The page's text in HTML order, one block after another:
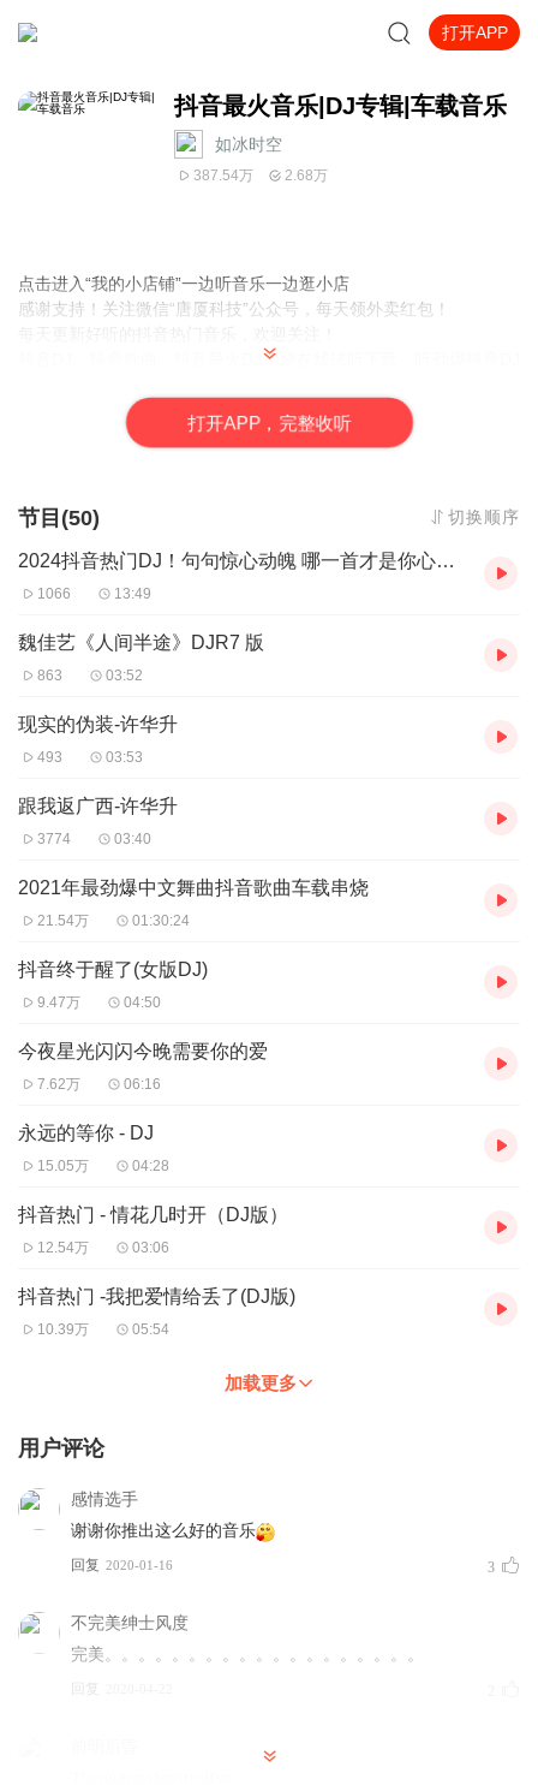
打开APP
抖音最火音乐|DJ专辑|车载音乐
如冰时空
387.54万 2.68万
点击进入“我的小店铺”一边听音乐一边逛小店
感谢支持！关注微信“唐厦科技”公众号，每天领外卖红包！
抖音DJ，抖音歌曲，抖音最火DJ串烧在线试听下载，听劲爆抖音DJ
所有资源均来自网络，所有著作权归原作者所有，我们仅提供一个
许可严禁转载！严禁商业或其它用途！请您和我们一样尊重他人著
作权等合法权益，如果您对作品感到满意，请购买正版。
打开APP，完整收听
节目(50) 切换顺序
2024抖音热门DJ！句句惊心动魄 哪一首才是你心中的top1
1066 13:49
魏佳艺《人间半途》DJR7 版
863 03:52
现实的伪装-许华升
493 03:53
跟我返广西-许华升
3774 03:40
2021年最劲爆中文舞曲抖音歌曲车载串烧
21.54万 01:30:24
抖音终于醒了(女版DJ)
9.47万 04:50
今夜星光闪闪今晚需要你的爱
7.62万 06:16
永远的等你 - DJ
15.05万 04:28
抖音热门 - 情花几时开（DJ版）
12.54万 03:06
抖音热门 -我把爱情给丢了(DJ版)
10.39万 05:54
加载更多
用户评论
感情选手
谢谢你推出这么好的音乐
回复 2020-01-16 3
不完美绅士风度
完美。。。。。。。。。。。。。。。。。。。
回复